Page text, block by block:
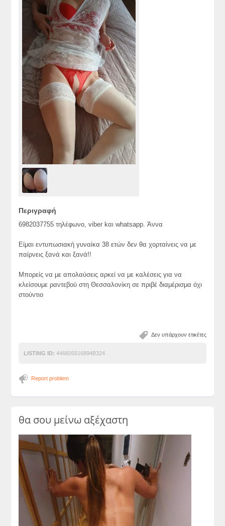
Περιγραφή
6982037755 τηλέφωνο, viber kαι whatsapp. Άννα
Είμαι εντυπωσιακή γυναίκα 38 ετών δεν θα χορταίνεις να με
παίρνεις ξανά και ξανά!!
Μπορείς να με απολαύσεις αρκεί να με καλέσεις για να
κλείσουμε ραντεβού στη Θεσσαλονίκη σε πριβέ διαμέρισμα όχι
στούντιο
Δεν υπάρχουν ετικέτες
LISTING ID: 446605616894B324
Report problem
θα σου μείνω αξέχαστη